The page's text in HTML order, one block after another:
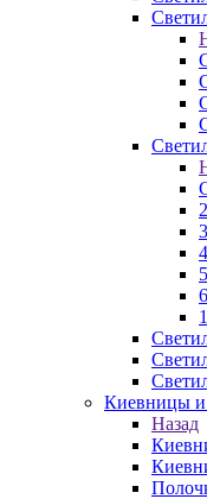
Киевницы и
Назад